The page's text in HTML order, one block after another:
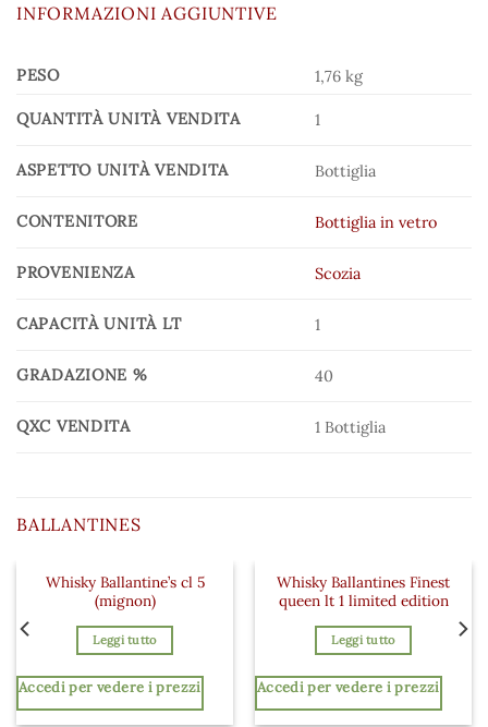
INFORMAZIONI AGGIUNTIVE
PESO 1,76 kg
QUANTITÀ UNITÀ VENDITA 1
ASPETTO UNITÀ VENDITA Bottiglia
CONTENITORE Bottiglia in vetro
PROVENIENZA Scozia
CAPACITÀ UNITÀ LT 1
GRADAZIONE % 40
QXC VENDITA 1 Bottiglia
BALLANTINES
Aggiungi ai preferiti
Whisky Ballantine’s cl 5
(mignon)
Leggi tutto
Accedi per vedere i prezzi
Whisky Ballantines Finest
queen lt 1 limited edition
Leggi tutto
Accedi per vedere i prezzi
ai preferiti